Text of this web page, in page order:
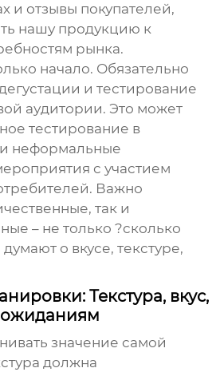
и отзывы покупателей,
нашу продукцию к
рынка.
начало. Обязательно
и тестирование
аудитории. Это может
тестирование в
неформальные
с участием
Важно
так и
– не только ?сколько
о вкусе, текстуре,
Текстура, вкус,
ожиданиям
значение самой
должна